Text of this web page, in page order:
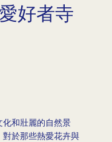
好者寺
和壯麗的自然景
於那些熱愛花卉與